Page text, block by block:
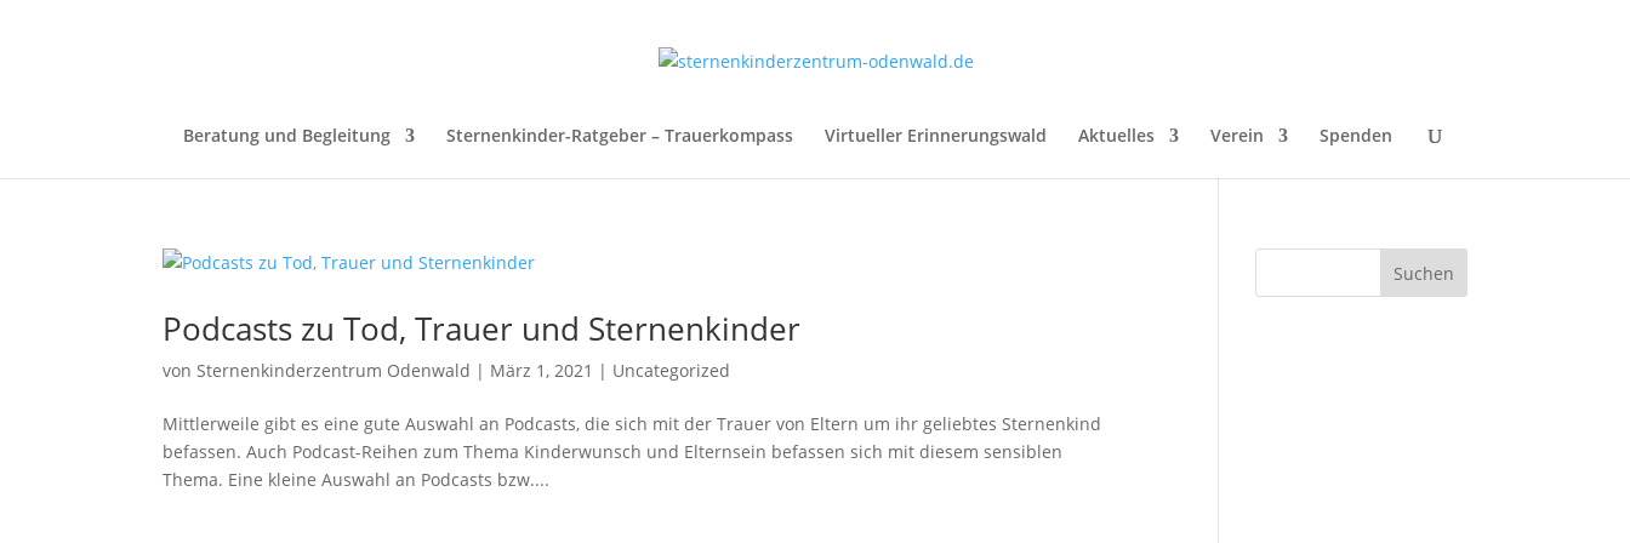
Beratung und Begleitung Sternenkinder-Ratgeber – Trauerkompass Virtueller Erinnerungswald Aktuelles Verein Spenden
Podcasts zu Tod, Trauer und Sternenkinder
vonSternenkinderzentrum Odenwald | März 1, 2021 | Uncategorized
Mittlerweile gibt es eine gute Auswahl an Podcasts, die sich mit der Trauer von Eltern um ihr geliebtes Sternenkind
befassen. Auch Podcast-Reihen zum Thema Kinderwunsch und Elternsein befassen sich mit diesem sensiblen
Thema. Eine kleine Auswahl an Podcasts bzw....